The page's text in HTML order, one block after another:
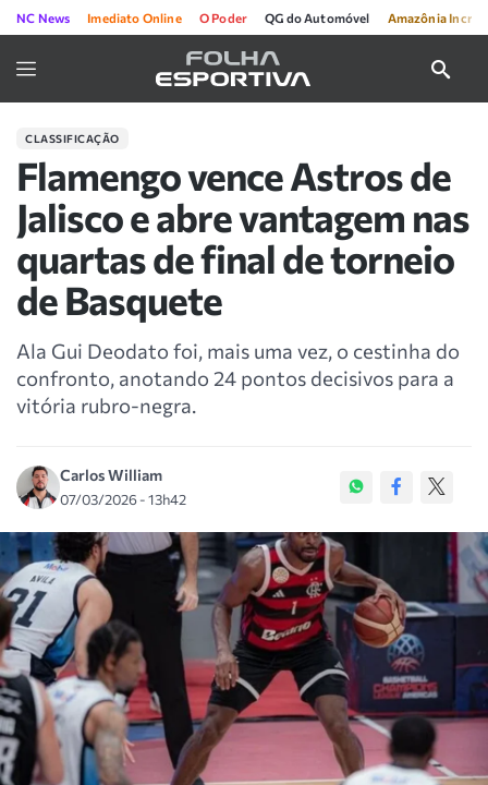
NC News Imediato Online O Poder QG do Automóvel Amazônia
CLASSIFICAÇÃO
Flamengo vence Astros de
Jalisco e abre vantagem nas
quartas de final de torneio
de Basquete
Ala Gui Deodato foi, mais uma vez, o cestinha do
confronto, anotando 24 pontos decisivos para a
vitória rubro-negra.
Carlos William
07/03/2026 - 13h42